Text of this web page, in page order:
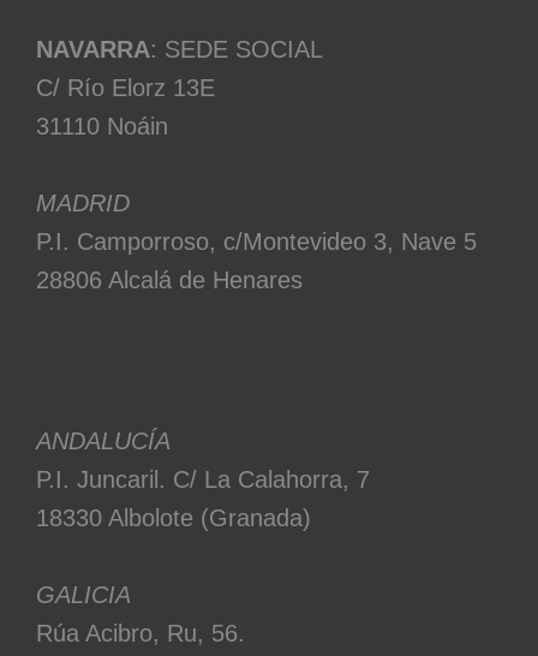
NAVARRA: SEDE SOCIAL
C/ Río Elorz 13E
31110 Noáin
MADRID
P.I. Camporroso, c/Montevideo 3, Nave 5
28806 Alcalá de Henares
ANDALUCÍA
P.I. Juncaril. C/ La Calahorra, 7
18330 Albolote (Granada)
GALICIA
Rúa Acibro, Ru, 56.